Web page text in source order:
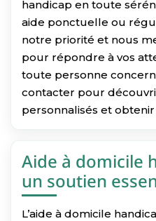
handicap en toute
aide ponctuelle ou
notre priorité et nous
pour répondre à vos
toute personne
contacter pour
personnalisés et
Aide à domicile
un soutien
L’aide à domicile